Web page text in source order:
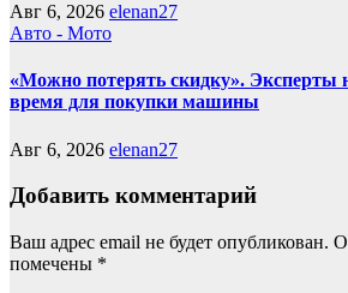
Авг 6, 2026 elenan27
Авто - Мото
«Можно потерять скидку». Эксперты
время для покупки машины
Авг 6, 2026 elenan27
Добавить комментарий
Ваш адрес email не будет опубликован.
помечены *